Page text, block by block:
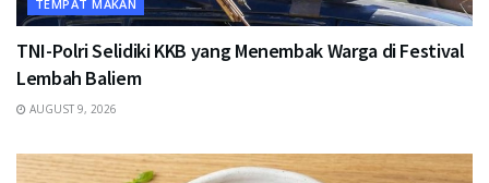
TEMPAT MAKAN
TNI-Polri Selidiki KKB yang Menembak Warga di Festival
Lembah Baliem
AUGUST 9, 2026